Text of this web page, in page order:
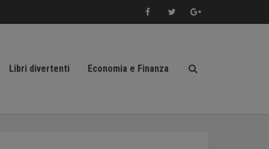
Libri divertenti Economia e Finanza